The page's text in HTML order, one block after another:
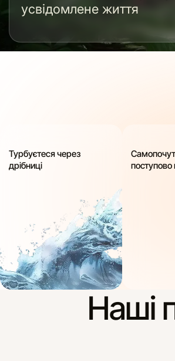
усвідомлене життя
Турбуєтеся через
дрібниці
поступово
Наші